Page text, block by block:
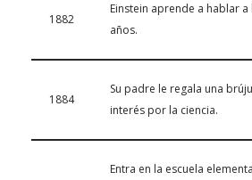
1882
Einstein aprende a hablar
años.
1884
Su padre le regala una
interés por la ciencia.
Entra en la escuela